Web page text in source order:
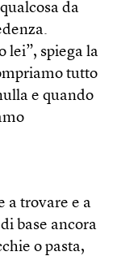
da
lei”, spiega la
tutto
e quando
a trovare e a
base ancora
o pasta,